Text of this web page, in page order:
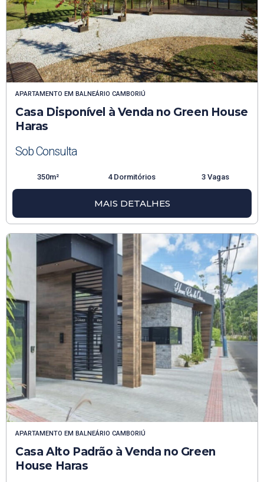
APARTAMENTO EM BALNEÁRIO CAMBORIÚ
Casa Disponível à Venda no Green House
Haras
Sob Consulta
350m² 4 Dormitórios 3 Vagas
MAIS DETALHES
APARTAMENTO EM BALNEÁRIO CAMBORIÚ
Casa Alto Padrão à Venda no Green
House Haras